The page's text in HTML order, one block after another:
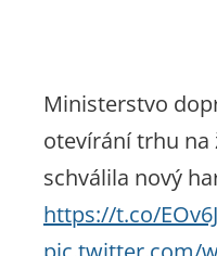
Ministerstvo
otevírání trhu na
schválila nový
https://t.co/